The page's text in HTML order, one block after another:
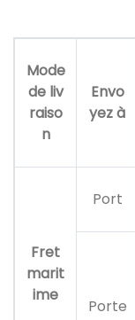
Mode
de liv
raiso
n
Envo
yez à
Fret
marit
ime
Port
Porte